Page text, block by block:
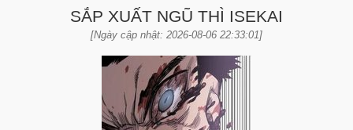
SẮP XUẤT NGŨ THÌ ISEKAI
[Ngày cập nhật: 2026-08-06 22:33:01]